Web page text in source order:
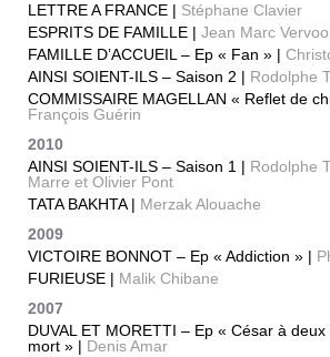
LETTRE A FRANCE | Stéphane Clavier
ESPRITS DE FAMILLE | Jean Marc
FAMILLE D’ACCUEIL – Ep « Fan » |
AINSI SOIENT-ILS – Saison 2 | Rodolphe
COMMISSAIRE MAGELLAN « Reflet de
François Guérin
2010
AINSI SOIENT-ILS – Saison 1 | Rodolphe
Marre et Olivier Pont
TATA BAKHTA | Merzak Alouache
2009
VICTOIRE BONNOT – Ep « Addiction » |
FURIEUSE | Malik Chibane
2007
DUVAL ET MORETTI – Ep « César à
mort » | Denis Amar